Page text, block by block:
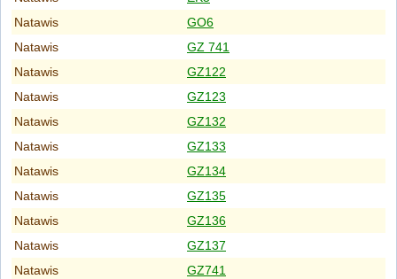
Natawis
GO6
Natawis
GZ 741
Natawis
GZ122
Natawis
GZ123
Natawis
GZ132
Natawis
GZ133
Natawis
GZ134
Natawis
GZ135
Natawis
GZ136
Natawis
GZ137
Natawis
GZ741